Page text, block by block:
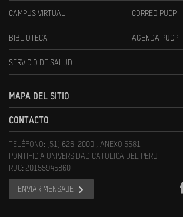
CAMPUS VIRTUAL CORREO PUCP
BIBLIOTECA AGENDA PUCP
SERVICIO DE SALUD
MAPA DEL SITIO
CONTACTO
TELÉFONO: (51) 626-2000 , ANEXO 5581
PONTIFICIA UNIVERSIDAD CATOLICA DEL PERU
RUC: 20155945860
ENVIAR MENSAJE